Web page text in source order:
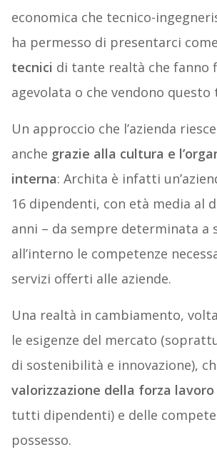
economica che tecnico-
ha permesso di presentarci come
tecnici di tante realtà che fanno
agevolata o che vendono questo
Un approccio che l’azienda
anche grazie alla cultura e
interna: Archita è infatti
16 dipendenti, con età media al
anni – da sempre determinata a
all’interno le competenze
servizi offerti alle aziende.
Una realtà in cambiamento,
le esigenze del mercato
di sostenibilità e innovazione),
valorizzazione della forza
tutti dipendenti) e delle
possesso.